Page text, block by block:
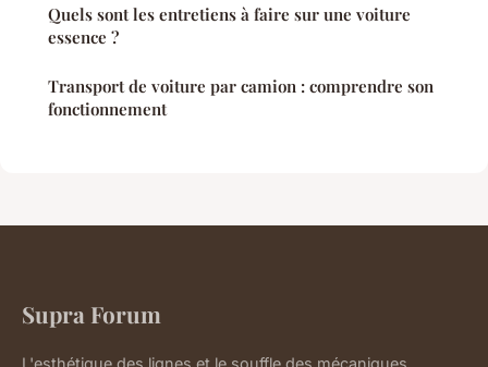
Quels sont les entretiens à faire sur une voiture
essence ?
Transport de voiture par camion : comprendre son
fonctionnement
Supra Forum
L'esthétique des lignes et le souffle des mécaniques